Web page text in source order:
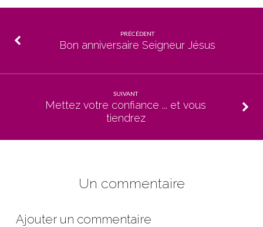
PRÉCÉDENT
Bon anniversaire Seigneur Jésus
SUIVANT
Mettez votre confiance ... et vous
tiendrez
Un commentaire
Ajouter un commentaire